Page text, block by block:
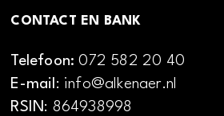
CONTACT EN BANK
Telefoon:072 582 20 40
E-mail : info@alkenaer.nl
RSIN : 864938998